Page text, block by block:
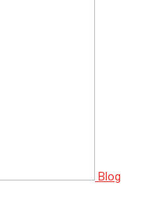
Blog